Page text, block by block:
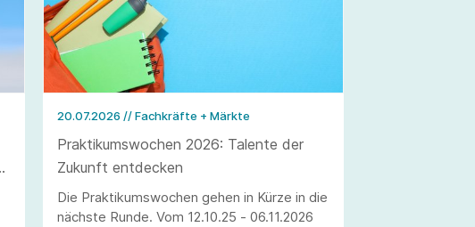
20.07.2026// Fachkräfte + Märkte
Praktikumswochen 2026: Talente der
Zukunft entdecken
Die Praktikumswochen gehen in Kürze in die
nächste Runde. Vom 12.10.25 - 06.11.2026